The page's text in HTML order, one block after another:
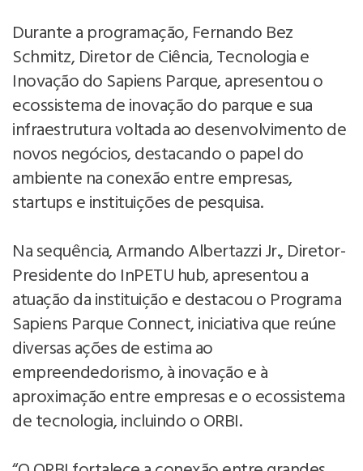
Durante a programação, Fernando Bez
Schmitz, Diretor de Ciência, Tecnologia e
Inovação do Sapiens Parque, apresentou o
ecossistema de inovação do parque e sua
infraestrutura voltada ao desenvolvimento de
novos negócios, destacando o papel do
ambiente na conexão entre empresas,
startups e instituições de pesquisa.
Na sequência, Armando Albertazzi Jr., Diretor-
Presidente do InPETU hub, apresentou a
atuação da instituição e destacou o Programa
Sapiens Parque Connect, iniciativa que reúne
diversas ações de estima ao
empreendedorismo, à inovação e à
aproximação entre empresas e o ecossistema
de tecnologia, incluindo o ORBI.